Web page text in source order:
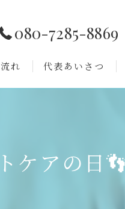
080-7285-8869
れ 代表あいさつ
ケアの日